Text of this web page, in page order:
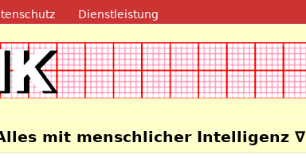
Direkt zum Inhalt
Dienstleistung
mit menschlicher Intelligenz ∇